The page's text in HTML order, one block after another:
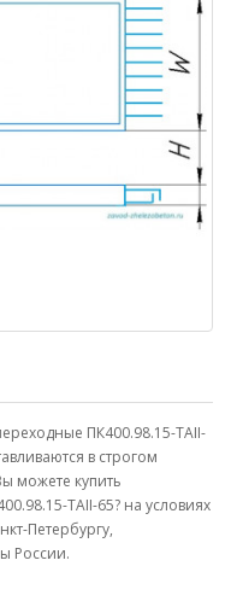
ПК400.98.15-ТАII-
в строгом
можете купить
ТАII-65? на условиях
Петербургу,
России.